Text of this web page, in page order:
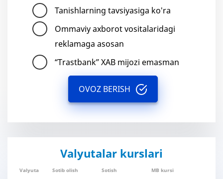
Tanishlarning tavsiyasiga ko'ra
Ommaviy axborot vositalaridagi
reklamaga asosan
“Trastbank” XAB mijozi emasman
OVOZ BERISH
Valyutalar kurslari
Valyuta Sotib olish Sotish MB kursi